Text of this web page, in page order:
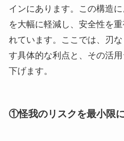
インにあります。この構造
を大幅に軽減し、安全性を
れています。ここでは、刃
す具体的な利点と、その活
下げます。
①怪我のリスクを最小限